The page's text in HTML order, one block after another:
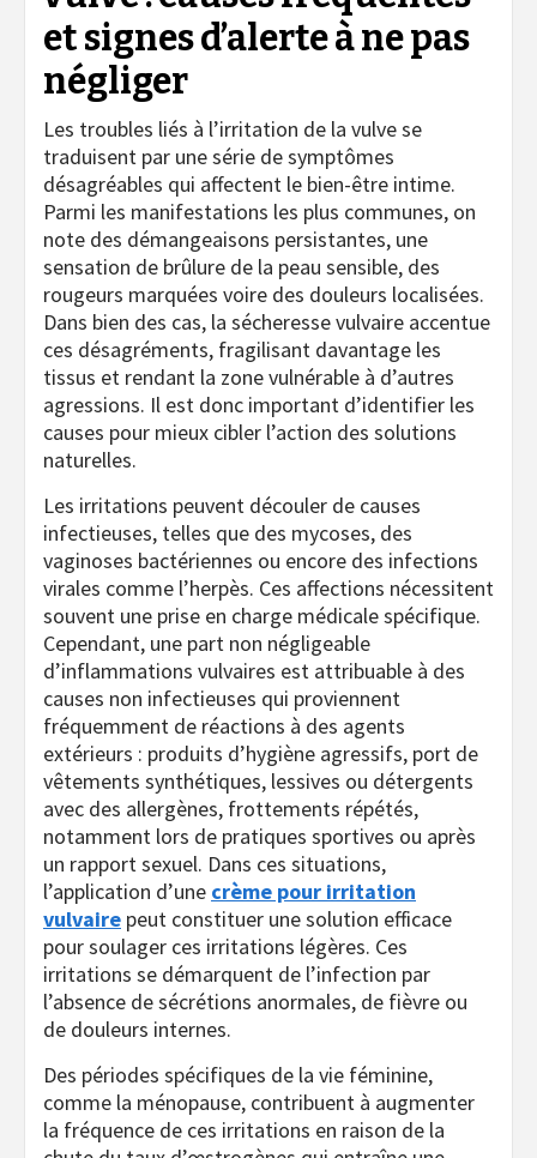
et signes d’alerte à ne pas
négliger
Les troubles liés à l’irritation de la vulve se
traduisent par une série de symptômes
désagréables qui affectent le bien-être intime.
Parmi les manifestations les plus communes, on
note des démangeaisons persistantes, une
sensation de brûlure de la peau sensible, des
rougeurs marquées voire des douleurs localisées.
Dans bien des cas, la sécheresse vulvaire accentue
ces désagréments, fragilisant davantage les
tissus et rendant la zone vulnérable à d’autres
agressions. Il est donc important d’identifier les
causes pour mieux cibler l’action des solutions
naturelles.
Les irritations peuvent découler de causes
infectieuses, telles que des mycoses, des
vaginoses bactériennes ou encore des infections
virales comme l’herpès. Ces affections nécessitent
souvent une prise en charge médicale spécifique.
Cependant, une part non négligeable
d’inflammations vulvaires est attribuable à des
causes non infectieuses qui proviennent
fréquemment de réactions à des agents
extérieurs : produits d’hygiène agressifs, port de
vêtements synthétiques, lessives ou détergents
avec des allergènes, frottements répétés,
notamment lors de pratiques sportives ou après
un rapport sexuel. Dans ces situations,
l’application d’une crème pour irritation
vulvaire peut constituer une solution efficace
pour soulager ces irritations légères. Ces
irritations se démarquent de l’infection par
l’absence de sécrétions anormales, de fièvre ou
de douleurs internes.
Des périodes spécifiques de la vie féminine,
comme la ménopause, contribuent à augmenter
la fréquence de ces irritations en raison de la